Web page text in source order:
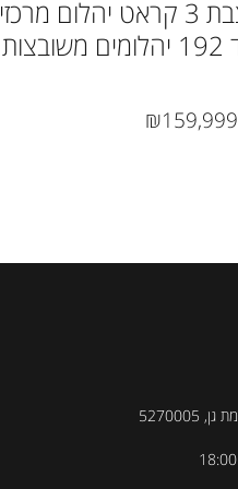
טבעת מעוצבת 3 קראט יהלום מרכזי
פרינסס ועוד 192 יהלומים משובצות
₪159,999